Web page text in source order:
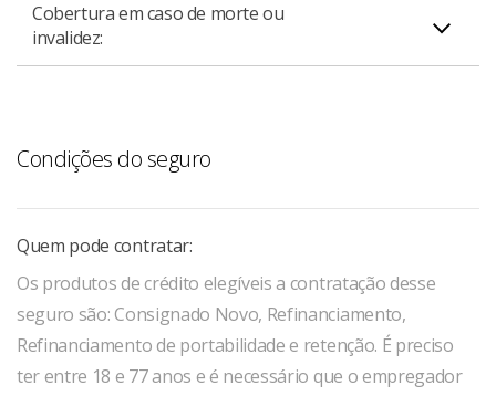
Cobertura em caso de morte ou
invalidez:
em caso de morte ou invalidez permanente total por
do que o valor a ser indenizado, a diferença será paga
aos herdeiros legais.
Condições do seguro
Quem pode contratar:
Os produtos de crédito elegíveis a contratação desse
seguro são: Consignado Novo, Refinanciamento,
Refinanciamento de portabilidade e retenção. É preciso
ter entre 18 e 77 anos e é necessário que o empregador